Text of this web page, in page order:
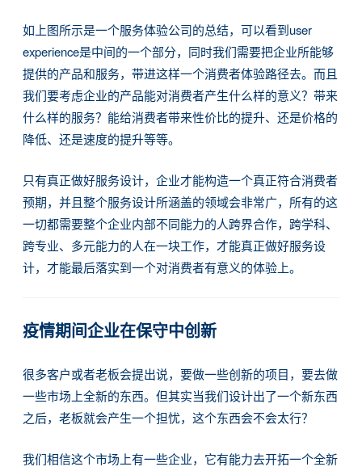
如上图所示是一个服务体验公司的总结，可以看到user
experience是中间的一个部分，同时我们需要把企业所能够
提供的产品和服务，带进这样一个消费者体验路径去。而且
我们要考虑企业的产品能对消费者产生什么样的意义？带来
什么样的服务？能给消费者带来性价比的提升、还是价格的
降低、还是速度的提升等等。
只有真正做好服务设计，企业才能构造一个真正符合消费者
预期，并且整个服务设计所涵盖的领域会非常广，所有的这
一切都需要整个企业内部不同能力的人跨界合作，跨学科、
跨专业、多元能力的人在一块工作，才能真正做好服务设
计，才能最后落实到一个对消费者有意义的体验上。
疫情期间企业在保守中创新
很多客户或者老板会提出说，要做一些创新的项目，要去做
一些市场上全新的东西。但其实当我们设计出了一个新东西
之后，老板就会产生一个担忧，这个东西会不会太行？
我们相信这个市场上有一些企业，它有能力去开拓一个全新